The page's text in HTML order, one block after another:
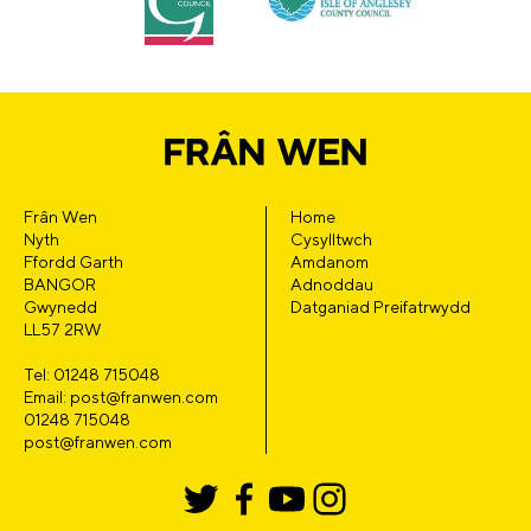
Frân Wen
Nyth
Ffordd Garth
BANGOR
Gwynedd
LL57 2RW
Tel: 01248 715048
Email: post@franwen.com
01248 715048
post@franwen.com
Home
Cysylltwch
Amdanom
Adnoddau
Datganiad Preifatrwydd